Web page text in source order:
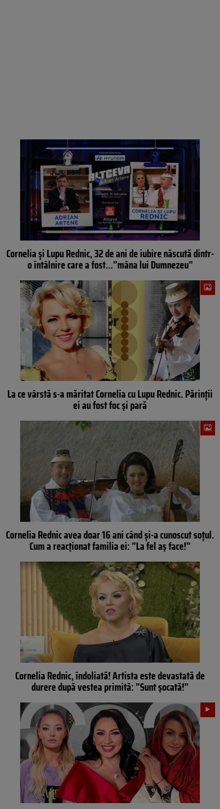
Cornelia și Lupu Rednic, 32 de ani de iubire născută dintr-
o întâlnire care a fost…”mâna lui Dumnezeu”
La ce vârstă s-a măritat Cornelia cu Lupu Rednic. Părinții
ei au fost foc și pară
Cornelia Rednic avea doar 16 ani când și-a cunoscut soțul.
Cum a reacționat familia ei: ”La fel aș face!”
Cornelia Rednic, îndoliată! Artista este devastată de
durere după vestea primită: ”Sunt șocată!”